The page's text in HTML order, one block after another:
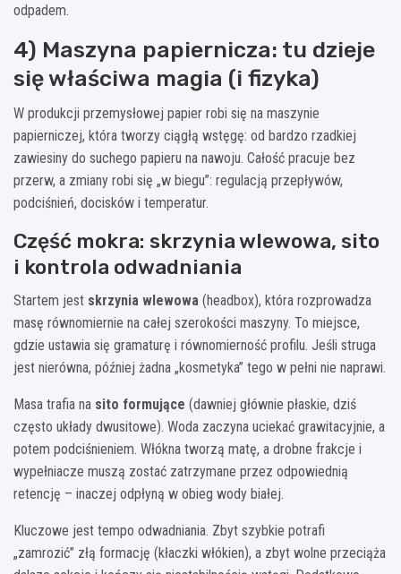
odpadem.
4) Maszyna papiernicza: tu dzieje
się właściwa magia (i fizyka)
W produkcji przemysłowej papier robi się na maszynie
papierniczej, która tworzy ciągłą wstęgę: od bardzo rzadkiej
zawiesiny do suchego papieru na nawoju. Całość pracuje bez
przerw, a zmiany robi się „w biegu”: regulacją przepływów,
podciśnień, docisków i temperatur.
Część mokra: skrzynia wlewowa, sito
i kontrola odwadniania
Startem jest skrzynia wlewowa (headbox), która rozprowadza
masę równomiernie na całej szerokości maszyny. To miejsce,
gdzie ustawia się gramaturę i równomierność profilu. Jeśli struga
jest nierówna, później żadna „kosmetyka” tego w pełni nie naprawi.
Masa trafia na sito formujące (dawniej głównie płaskie, dziś
często układy dwusitowe). Woda zaczyna uciekać grawitacyjnie, a
potem podciśnieniem. Włókna tworzą matę, a drobne frakcje i
wypełniacze muszą zostać zatrzymane przez odpowiednią
retencję – inaczej odpłyną w obieg wody białej.
Kluczowe jest tempo odwadniania. Zbyt szybkie potrafi
„zamrozić” złą formację (kłaczki włókien), a zbyt wolne przeciąża